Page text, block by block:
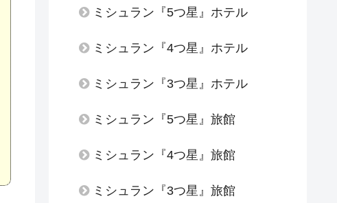
ミシュラン『5つ星』ホテル
ミシュラン『4つ星』ホテル
ミシュラン『3つ星』ホテル
ミシュラン『5つ星』旅館
ミシュラン『4つ星』旅館
ミシュラン『3つ星』旅館